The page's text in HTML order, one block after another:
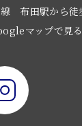
布田駅から徒
マップで見る